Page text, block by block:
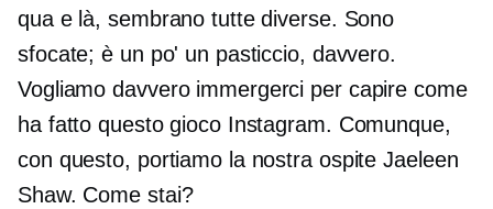
qua e là, sembrano tutte diverse. Sono
sfocate; è un po' un pasticcio, davvero.
Vogliamo davvero immergerci per capire come
ha fatto questo gioco Instagram. Comunque,
con questo, portiamo la nostra ospite Jaeleen
Shaw. Come stai?